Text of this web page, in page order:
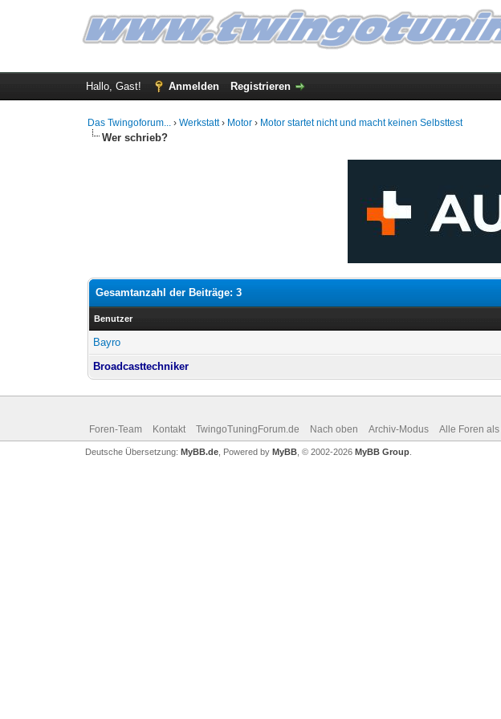
Hallo, Gast! Anmelden Registrieren
Das Twingoforum... ›Werkstatt› Motor › Motor startet nicht und macht keinen Selbsttest
Wer schrieb?
Gesamtanzahl der Beiträge: 3
Benutzer
Bayro
Broadcasttechniker
Foren-Team Kontakt TwingoTuningForum.de Nach oben Archiv-Modus Alle Foren
Deutsche Übersetzung: MyBB.de, Powered by MyBB, © 2002-2026 MyBB Group.